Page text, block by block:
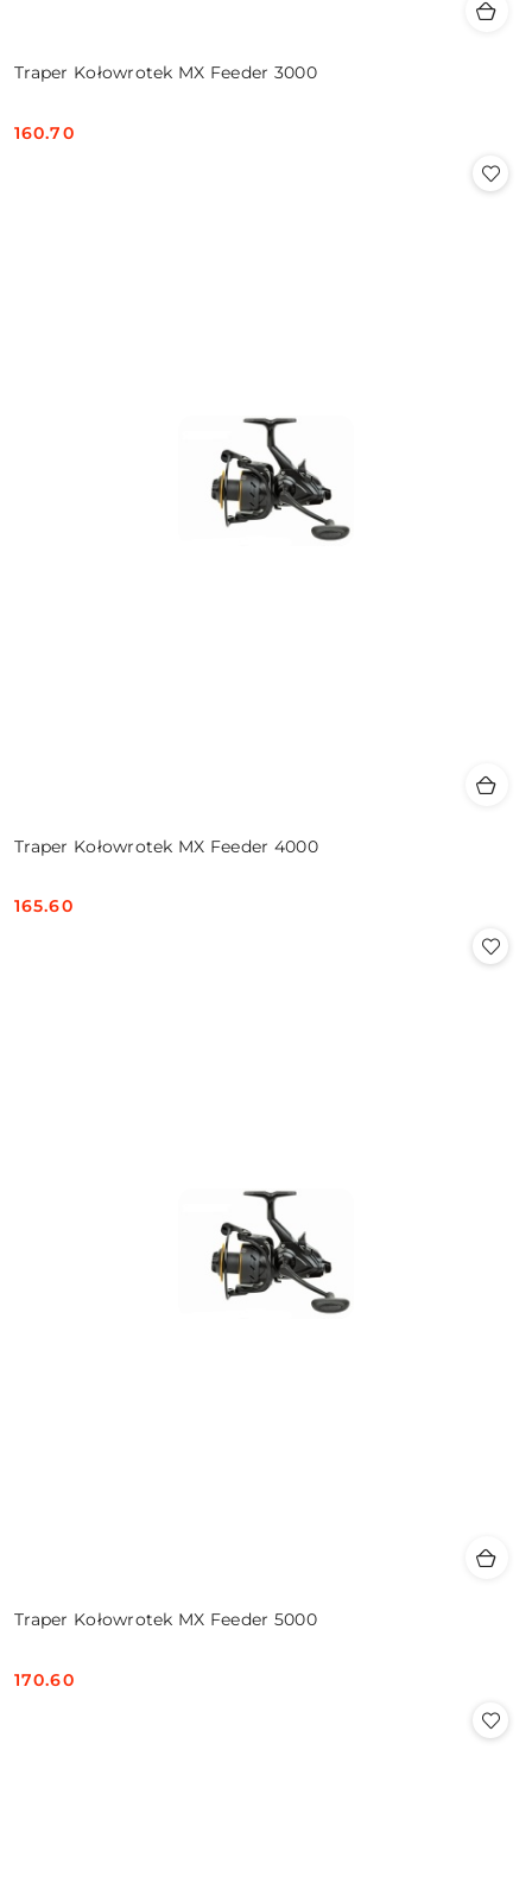
Traper Kołowrotek MX Feeder 3000
Cena:
160.70
Traper Kołowrotek MX Feeder 4000
Cena:
165.60
Traper Kołowrotek MX Feeder 5000
Cena:
170.60